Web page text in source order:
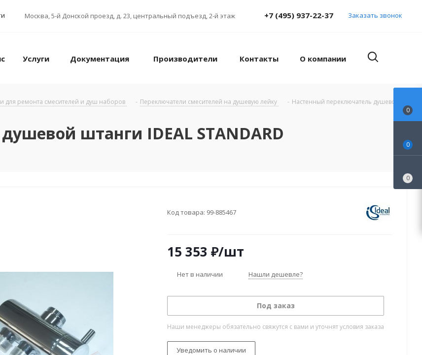
Москва,5-й Донской проезд, д. 23, центральный подъезд, 2-й этаж +7 (495) 937-22-37 Заказать звонок
Услуги Документация Производители Контакты О компании
для ремонта смесителей и душ наборов - Переключатели смесителей на душевую лейку - Настенный переключатель душевой
штанги IDEAL STANDARD
Код товара: 99-885467
15 353 ₽/шт
Нет в наличии Нашли дешевле?
Под заказ
Наши менеджеры обязательно свяжутся с вами и уточнят условия заказа
Уведомить о наличии
0
0
0